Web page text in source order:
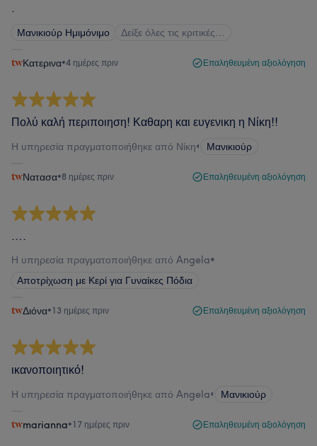
.
Μανικιούρ Ημιμόνιμο Δείξε όλες τις κριτικές…
Κατερινα•4 ημέρες πριν Επαληθευμένη αξιολόγηση
Πολύ καλή περιποιηση! Καθαρη και ευγενικη η Νίκη!!
Η υπηρεσία πραγματοποιήθηκε από Νίκη• Μανικιούρ
Νατασα•8 ημέρες πριν Επαληθευμένη αξιολόγηση
….
Η υπηρεσία πραγματοποιήθηκε από Angela•
Αποτρίχωση με Κερί για Γυναίκες Πόδια
Διόνα•13 ημέρες πριν Επαληθευμένη αξιολόγηση
ικανοποιητικό!
Η υπηρεσία πραγματοποιήθηκε από Angela• Μανικιούρ
marianna•17 ημέρες πριν Επαληθευμένη αξιολόγηση